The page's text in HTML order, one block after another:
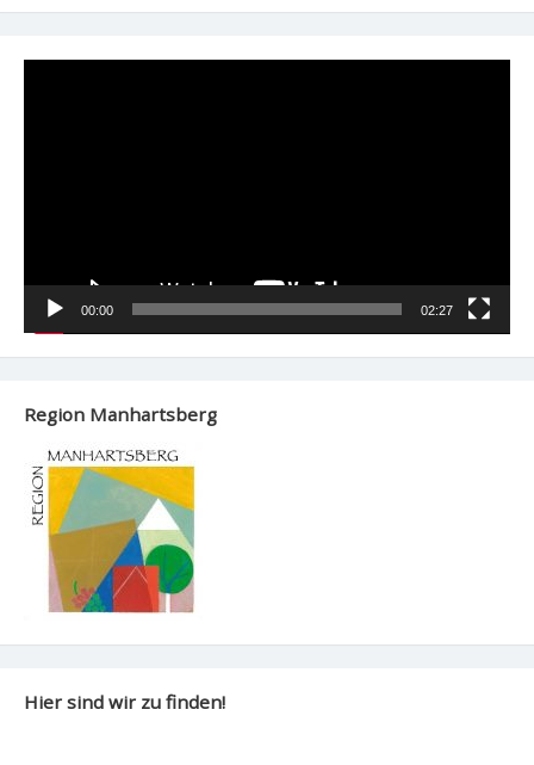
00:00 02:27
Region Manhartsberg
Hier sind wir zu finden!